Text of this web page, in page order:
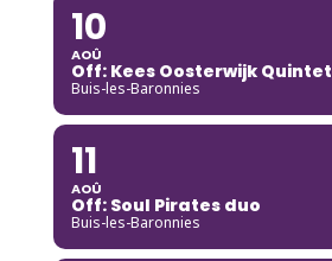
10
AOÛ
Off: Kees Oosterwijk Quintet
Buis-les-Baronnies
11
AOÛ
Off: Soul Pirates duo
Buis-les-Baronnies